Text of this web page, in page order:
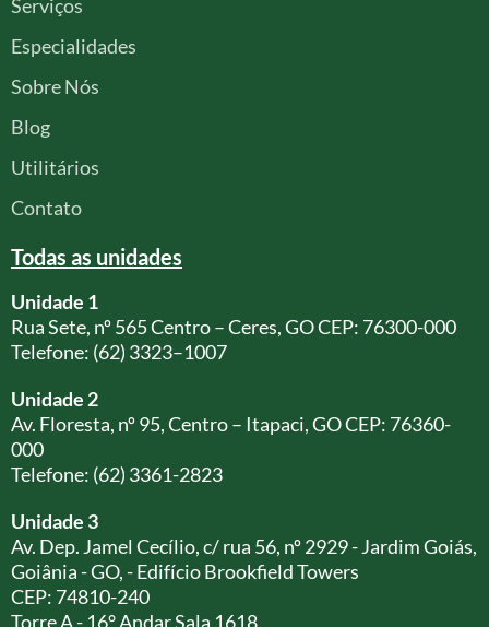
Serviços
Especialidades
Sobre Nós
Blog
Utilitários
Contato
Todas as unidades
Unidade 1
Rua Sete, nº 565 Centro – Ceres, GO CEP: 76300-000
Telefone: (62) 3323–1007
Unidade 2
Av. Floresta, nº 95, Centro – Itapaci, GO CEP: 76360-
000
Telefone: (62) 3361-2823
Unidade 3
Av. Dep. Jamel Cecílio, c/ rua 56, nº 2929 - Jardim Goiás,
Goiânia - GO, - Edifício Brookfield Towers
CEP: 74810-240
Torre A - 16° Andar Sala 1618